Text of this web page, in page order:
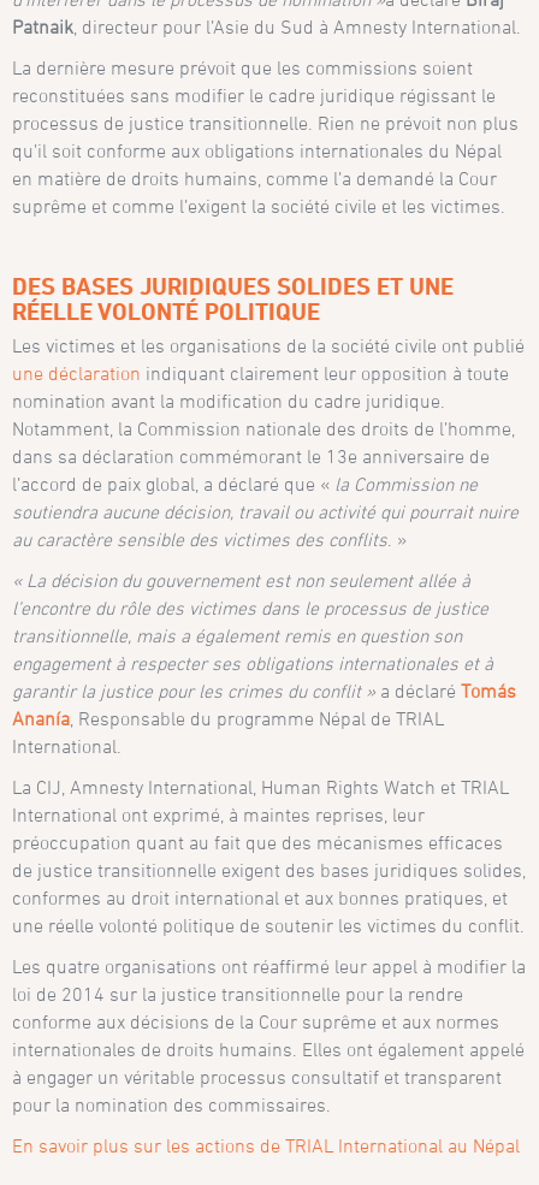
Patnaik , directeur pour l’Asie du Sud à Amnesty International.
La dernière mesure prévoit que les commissions soient
reconstituées sans modifier le cadre juridique régissant le
processus de justice transitionnelle. Rien ne prévoit non plus
qu’il soit conforme aux obligations internationales du Népal
en matière de droits humains, comme l’a demandé la Cour
suprême et comme l’exigent la société civile et les victimes.
DES BASES JURIDIQUES SOLIDES ET UNE
RÉELLE VOLONTÉ POLITIQUE
Les victimes et les organisations de la société civile ont publié
une déclaration indiquant clairement leur opposition à toute
nomination avant la modification du cadre juridique.
Notamment, la Commission nationale des droits de l’homme,
dans sa déclaration commémorant le 13e anniversaire de
l’accord de paix global, a déclaré que « la Commission ne
soutiendra aucune décision, travail ou activité qui pourrait nuire
au caractère sensible des victimes des conflits . »
« La décision du gouvernement est non seulement allée à
l’encontre du rôle des victimes dans le processus de justice
transitionnelle, mais a également remis en question son
engagement à respecter ses obligations internationales et à
garantir la justice pour les crimes du conflit » a déclaréTomás
Ananía , Responsable du programme Népal de TRIAL
International.
La CIJ, Amnesty International, Human Rights Watch et TRIAL
International ont exprimé, à maintes reprises, leur
préoccupation quant au fait que des mécanismes efficaces
de justice transitionnelle exigent des bases juridiques solides,
conformes au droit international et aux bonnes pratiques, et
une réelle volonté politique de soutenir les victimes du conflit.
Les quatre organisations ont réaffirmé leur appel à modifier la
loi de 2014 sur la justice transitionnelle pour la rendre
conforme aux décisions de la Cour suprême et aux normes
internationales de droits humains. Elles ont également appelé
à engager un véritable processus consultatif et transparent
pour la nomination des commissaires.
En savoir plus sur les actions de TRIAL International au Népal